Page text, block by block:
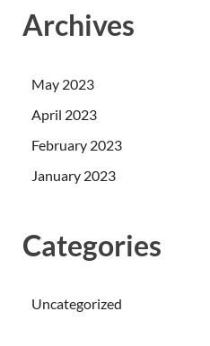
Archives
May 2023
April 2023
February 2023
January 2023
Categories
Uncategorized